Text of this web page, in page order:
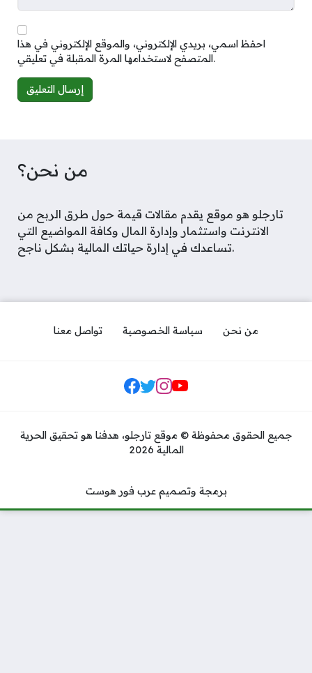
احفظ اسمي، بريدي الإلكتروني، والموقع الإلكتروني في هذا
المتصفح لاستخدامها المرة المقبلة في تعليقي.
من نحن؟
تارجلو هو موقع يقدم مقالات قيمة حول طرق الربح من
الانترنت واستثمار وإدارة المال وكافة المواضيع التي
تساعدك في إدارة حياتك المالية بشكل ناجح.
تواصل معنا سياسة الخصوصية من نحن
مواقع التواصل
جميع الحقوق محفوظة © موقع تارجلو، هدفنا هو تحقيق الحرية
المالية 2026
برمجة وتصميم عرب فور هوست